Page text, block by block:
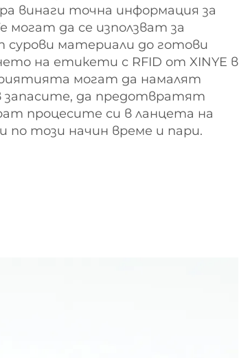
винаги точна информация за
могат да се използват за
сурови материали до готови
на етикети с RFID от XINYE в
могат да намалят
да предотвратят
процесите си в ланцета на
по този начин време и пари.